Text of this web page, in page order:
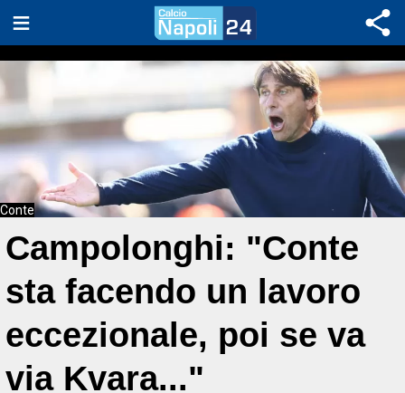
Conte
Campolonghi: "Conte
sta facendo un lavoro
eccezionale, poi se va
via Kvara..."